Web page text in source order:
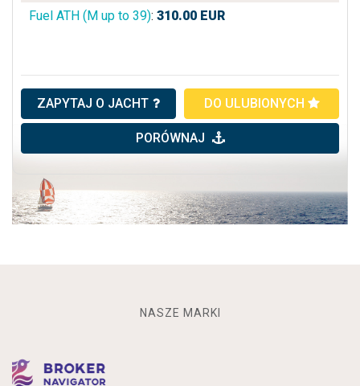
Fuel ATH (M up to 39): 310.00 EUR
ZAPYTAJ O JACHT DO ULUBIONYCH
PORÓWNAJ
NASZE MARKI